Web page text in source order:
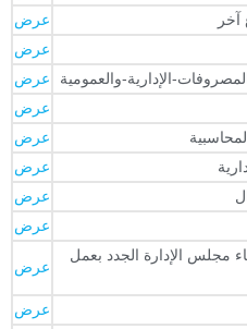
عرض
عرض
الإدارية-والعمومية عرض
عرض
عرض
عرض
عرض
عرض
مجلس الإدارة الجدد بعمل
عرض
عرض